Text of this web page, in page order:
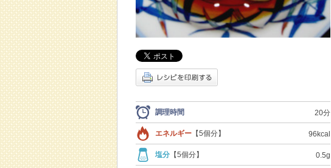
調理時間 20分
エネルギー 【5個分】 96kcal
塩分 【5個分】 0.5g